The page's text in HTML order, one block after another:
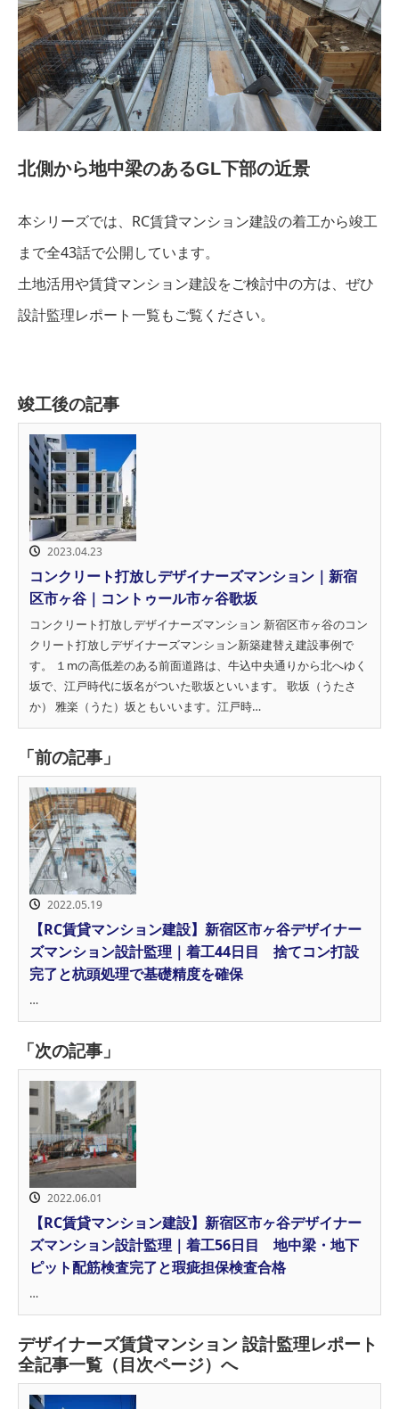
北側から地中梁のあるGL下部の近景
本シリーズでは、RC賃貸マンション建設の着工から竣工
まで全43話で公開しています。
土地活用や賃貸マンション建設をご検討中の方は、ぜひ
設計監理レポート一覧もご覧ください。
竣工後の記事
2023.04.23
コンクリート打放しデザイナーズマンション｜新宿
区市ヶ谷｜コントゥール市ヶ谷歌坂
コンクリート打放しデザイナーズマンション 新宿区市ヶ谷のコン
クリート打放しデザイナーズマンション新築建替え建設事例で
す。 １mの高低差のある前面道路は、牛込中央通りから北へゆく
坂で、江戸時代に坂名がついた歌坂といいます。 歌坂（うたさ
か） 雅楽（うた）坂ともいいます。江戸時…
「前の記事」
2022.05.19
【RC賃貸マンション建設】新宿区市ヶ谷デザイナー
ズマンション設計監理｜着工44日目 捨てコン打設
完了と杭頭処理で基礎精度を確保
…
「次の記事」
2022.06.01
【RC賃貸マンション建設】新宿区市ヶ谷デザイナー
ズマンション設計監理｜着工56日目 地中梁・地下
ピット配筋検査完了と瑕疵担保検査合格
…
デザイナーズ賃貸マンション 設計監理レポート
全記事一覧（目次ページ）へ